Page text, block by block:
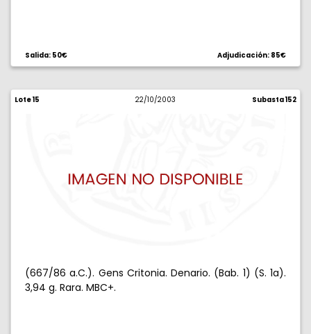
Salida: 50€ Adjudicación: 85€
Lote 15 22/10/2003 Subasta 152
(667/86 a.C.). Gens Critonia. Denario. (Bab. 1) (S. 1a).
3,94 g. Rara. MBC+.